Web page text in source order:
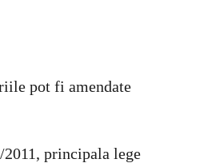
pot fi amendate
principala lege